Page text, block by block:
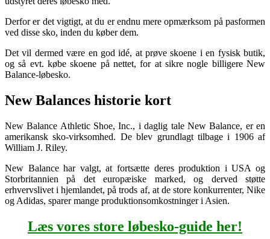
Derfor er det vigtigt, at du er endnu mere opmærksom på pasformen
ved disse sko, inden du køber dem.
Det vil dermed være en god idé, at prøve skoene i en fysisk butik,
og så evt. købe skoene på nettet, for at sikre nogle billigere New
Balance-løbesko.
New Balances historie kort
New Balance Athletic Shoe, Inc., i daglig tale New Balance, er en
amerikansk sko-virksomhed. De blev grundlagt tilbage i 1906 af
William J. Riley.
New Balance har valgt, at fortsætte deres produktion i USA og
Storbritannien på det europæiske marked, og derved støtte
erhvervslivet i hjemlandet, på trods af, at de store konkurrenter, Nike
og Adidas, sparer mange produktionsomkostninger i Asien.
Læs vores store løbesko-guide her!